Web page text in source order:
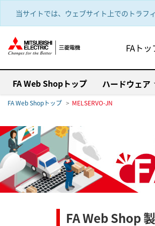
当サイトでは、ウェブサイト上でのトラフ
FAトッ
FA Web Shopトップ ハードウェア
FA Web Shopトップ MELSERVO-JN
FA Web Shop